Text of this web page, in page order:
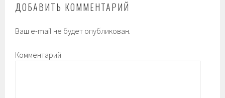
ДОБАВИТЬ КОММЕНТАРИЙ
Ваш e-mail не будет опубликован.
Комментарий